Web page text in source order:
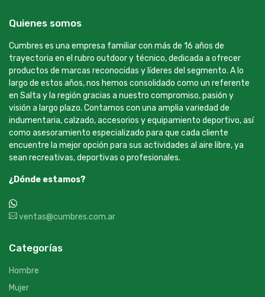
Quienes somos
Cumbres es una empresa familiar con más de 16 años de
trayectoria en el rubro outdoor y técnico, dedicada a ofrecer
productos de marcas reconocidas y líderes del segmento. A lo
largo de estos años, nos hemos consolidado como un referente
en Salta y la región gracias a nuestro compromiso, pasión y
visión a largo plazo. Contamos con una amplia variedad de
indumentaria, calzado, accesorios y equipamiento deportivo, así
como asesoramiento especializado para que cada cliente
encuentre la mejor opción para sus actividades al aire libre, ya
sean recreativas, deportivas o profesionales.
¿Dónde estamos?
ventas@cumbres.com.ar
Categorías
Hombre
Mujer